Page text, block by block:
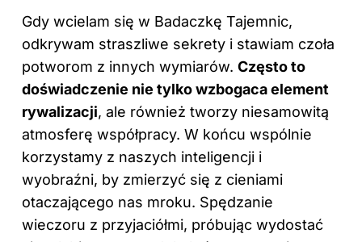
Gdy wcielam się w Badaczkę Tajemnic,
odkrywam straszliwe sekrety i stawiam czoła
potworom z innych wymiarów. Często to
doświadczenie nie tylko wzbogaca element
rywalizacji, ale również tworzy niesamowitą
atmosferę współpracy. W końcu wspólnie
korzystamy z naszych inteligencji i
wyobraźni, by zmierzyć się z cieniami
otaczającego nas mroku. Spędzanie
wieczoru z przyjaciółmi, próbując wydostać